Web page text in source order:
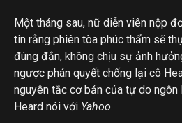
Một tháng sau, nữ diễn viên nộp
tin rằng phiên tòa phúc thẩm sẽ
đúng đắn, không chịu sự ảnh
ngược phán quyết chống lại cô
nguyên tắc cơ bản của tự do ngôn
Heard nói với Yahoo.